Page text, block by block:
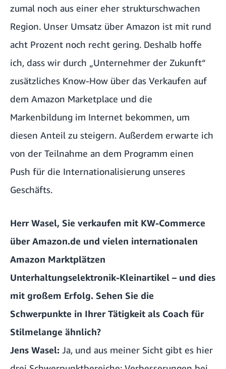
zumal noch aus einer eher strukturschwachen
Region. Unser Umsatz über Amazon ist mit rund
acht Prozent noch recht gering. Deshalb hoffe
ich, dass wir durch „Unternehmer der Zukunft“
zusätzliches Know-How über das Verkaufen auf
dem Amazon Marketplace und die
Markenbildung im Internet bekommen, um
diesen Anteil zu steigern. Außerdem erwarte ich
von der Teilnahme an dem Programm einen
Push für die Internationalisierung unseres
Geschäfts.
Herr Wasel, Sie verkaufen mit KW-Commerce
über Amazon.de und vielen internationalen
Amazon Marktplätzen
Unterhaltungselektronik-Kleinartikel – und dies
mit großem Erfolg. Sehen Sie die
Schwerpunkte in Ihrer Tätigkeit als Coach für
Stilmelange ähnlich?
Jens Wasel: Ja, und aus meiner Sicht gibt es hier